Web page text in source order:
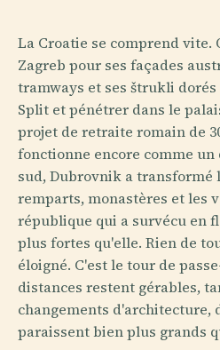
La Croatie se comprend
Zagreb pour ses façades
tramways et ses štrukli
Split et pénétrer dans le
projet de retraite romain de
fonctionne encore comme
sud, Dubrovnik a
remparts, monastères et les
république qui a survécu en
plus fortes qu'elle. Rien de
éloigné. C'est le tour de
distances restent gérables,
changements d'architecture,
paraissent bien plus grands